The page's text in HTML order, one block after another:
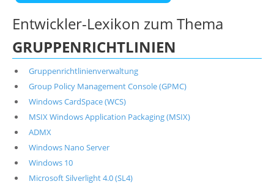
Entwickler-Lexikon zum Thema
GRUPPENRICHTLINIEN
Gruppenrichtlinienverwaltung
Group Policy Management Console (GPMC)
Windows CardSpace (WCS)
MSIX Windows Application Packaging (MSIX)
ADMX
Windows Nano Server
Windows 10
Microsoft Silverlight 4.0 (SL4)